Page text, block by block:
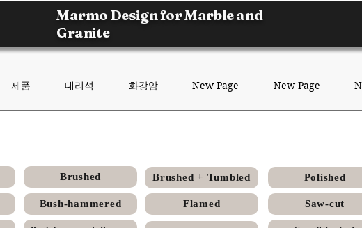
Marmo Design for Marble and
Granite
제품 대리석 화강암 New Page New Page
Brushed
Bush-hammered
Brushed + Tumbled
Flamed
Polished
Saw-cut